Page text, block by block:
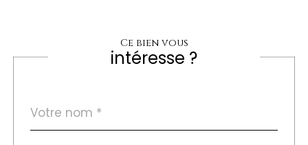
Ce bien vous
intéresse ?
par
*